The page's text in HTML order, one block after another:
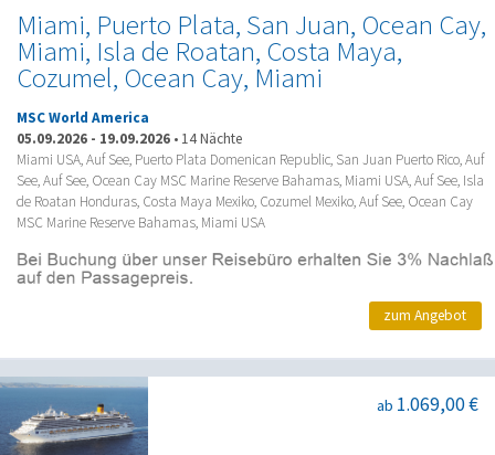
Miami, Puerto Plata, San Juan, Ocean Cay,
Miami, Isla de Roatan, Costa Maya,
Cozumel, Ocean Cay, Miami
MSC World America
05.09.2026 - 19.09.2026 • 14 Nächte
Miami USA, Auf See, Puerto Plata Domenican Republic, San Juan Puerto Rico, Auf
See, Auf See, Ocean Cay MSC Marine Reserve Bahamas, Miami USA, Auf See, Isla
de Roatan Honduras, Costa Maya Mexiko, Cozumel Mexiko, Auf See, Ocean Cay
MSC Marine Reserve Bahamas, Miami USA
zum Angebot
ab 1.069,00 €